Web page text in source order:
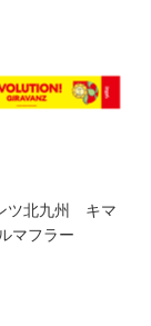
ツ北九州 キマ
マフラー